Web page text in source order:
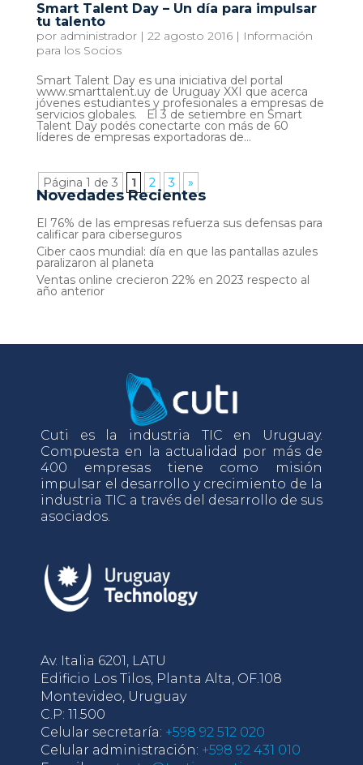
Smart Talent Day – Un día para impulsar
tu talento
por administrador| 22 agosto 2016| Información
para los Socios
Smart Talent Day es una iniciativa del portal
www.smarttalent.uy de Uruguay XXI que acerca
jóvenes estudiantes y profesionales a empresas de
servicios globales. El 3 de setiembre en Smart
Talent Day podés conectarte con más de 60
líderes de empresas exportadoras de...
Página 1 de 3 1 2 3 »
Novedades Recientes
El 76% de las empresas refuerza sus defensas para
calificar para ciberseguros
Ciber caos mundial: día en que las pantallas azules
paralizaron al planeta
Ventas online crecieron 22% en 2023 respecto al
año anterior
Cuti es la industria TIC en Uruguay.
Compuesta en la actualidad por más de
400 empresas tiene como misión
impulsar el desarrollo y crecimiento de la
industria TIC a través del desarrollo de sus
asociados.
Av. Italia 6201, LATU
Edificio Los Tilos, Planta Alta, OF.108
Montevideo, Uruguay
C.P: 11.500
Celular secretaría: +598 92 512 020
Celular administración: +598 92 431 010